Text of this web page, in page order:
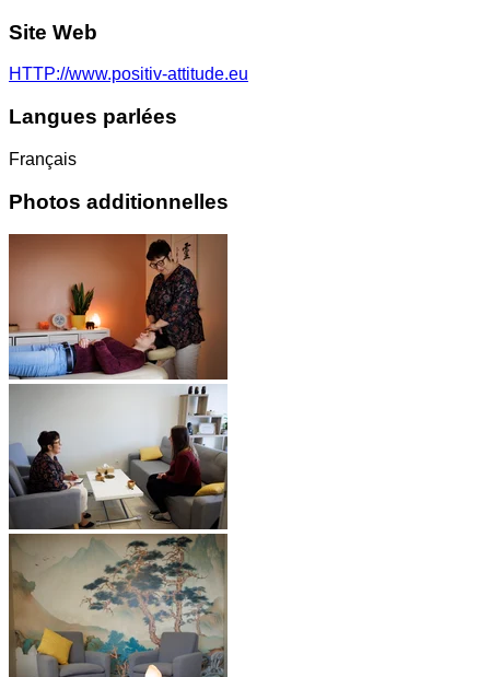
Site Web
HTTP://www.positiv-attitude.eu
Langues parlées
Français
Photos additionnelles